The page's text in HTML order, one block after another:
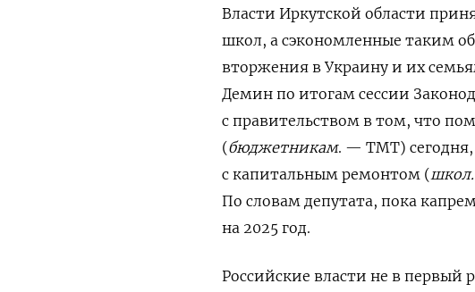
Власти Иркутской области
школ, а сэкономленные таким
вторжения в Украину и их
Демин по итогам сессии
с правительством в том, что
(бюджетникам. — ТМТ) сегодня,
с капитальным ремонтом (школ.
По словам депутата, пока
на 2025 год.
Российские власти не в первый